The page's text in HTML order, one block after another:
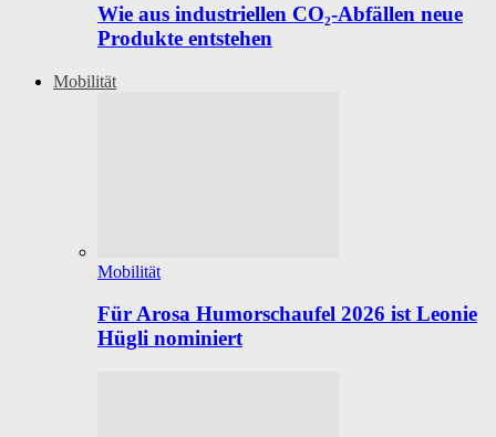
Wie aus industriellen CO₂-Abfällen neue
Produkte entstehen
Mobilität
Mobilität
Für Arosa Humorschaufel 2026 ist Leonie
Hügli nominiert